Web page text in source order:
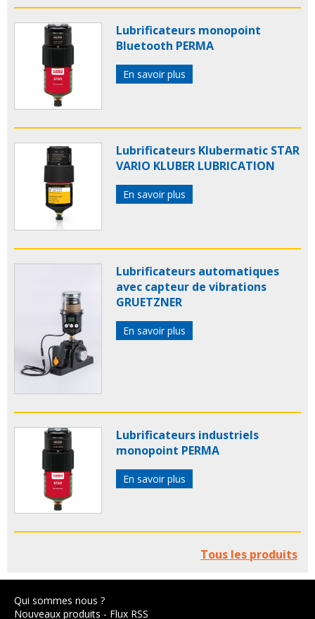
Lubrificateurs monopoint
Bluetooth PERMA
En savoir plus
Lubrificateurs Klubermatic STAR
VARIO KLUBER LUBRICATION
En savoir plus
Lubrificateurs automatiques
avec capteur de vibrations
GRUETZNER
En savoir plus
Lubrificateurs industriels
monopoint PERMA
En savoir plus
Tous les produits
Qui sommes nous ?
Nouveaux produits - Flux RSS